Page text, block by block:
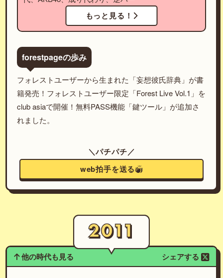
もっと見る！
forestpageの歩み
フォレストユーザーから生まれた「妄想彼氏辞典」が書
籍発売！フォレストユーザー限定「Forest Live Vol.1」を
club asiaで開催！無料PASS機能「鍵ツール」が追加さ
れました。
＼パチパチ／
web拍手を送る
他の時代も見る シェアする